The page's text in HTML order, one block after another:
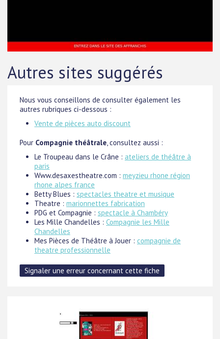
Autres sites suggérés
Nous vous conseillons de consulter également les
autres rubriques ci-dessous :
Vente de pièces auto discount
Pour Compagnie théâtrale, consultez aussi :
Le Troupeau dans le Crâne : ateliers de théâtre à
paris
Www.desaxestheatre.com : meyzieu rhone région
rhone alpes france
Betty Blues : spectacles theatre et musique
Theatre : marionnettes fabrication
PDG et Compagnie : spectacle à Chambéry
Les Mille Chandelles : Compagnie les Mille
Chandelles
Mes Pièces de Théâtre à Jouer : compagnie de
theatre professionnelle